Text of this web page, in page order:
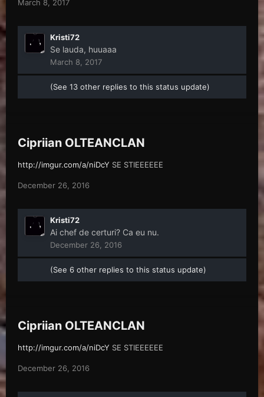
March 8, 2017
Kristi72
Se lauda, huuaaa
March 8, 2017
(See 13 other replies to this status update)
Cipriian OLTEANCLAN
http://imgur.com/a/niDcY SE STIEEEEEE
December 26, 2016
Kristi72
Ai chef de certuri? Ca eu nu.
December 26, 2016
(See 6 other replies to this status update)
Cipriian OLTEANCLAN
http://imgur.com/a/niDcY SE STIEEEEEE
December 26, 2016